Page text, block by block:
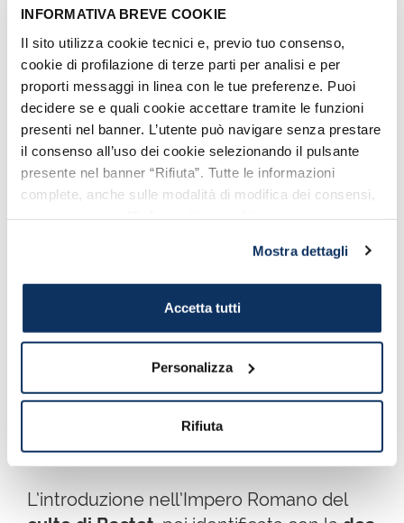
INFORMATIVA BREVE COOKIE
Il sito utilizza cookie tecnici e, previo tuo consenso,
cookie di profilazione di terze parti per analisi e per
proporti messaggi in linea con le tue preferenze. Puoi
decidere se e quali cookie accettare tramite le funzioni
presenti nel banner. L’utente può navigare senza prestare
il consenso all’uso dei cookie selezionando il pulsante
presente nel banner “Rifiuta”. Tutte le informazioni
complete, anche sulle modalità di modifica dei consensi,
Mostra dettagli
Accetta tutti
Personalizza
Rifiuta
Non c'è da stupirsi, infatti l'amore dei
Romani per i gatti ha origine molto
antiche!
Il gatto, infatti, oltre ad essere un
Bastet, dea dalla sembianze feline,
mentre i Greci la identificavano con la loro
deaArtemide, anch’essa protettrice di
partorienti e fanciulli e Signora degli
Animali.
L’introduzione nell’Impero Romano del